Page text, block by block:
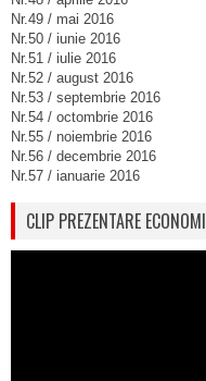
Nr.49 / mai 2016
Nr.50 / iunie 2016
Nr.51 / iulie 2016
Nr.52 / august 2016
Nr.53 / septembrie 2016
Nr.54 / octombrie 2016
Nr.55 / noiembrie 2016
Nr.56 / decembrie 2016
Nr.57 / ianuarie 2016
CLIP PREZENTARE